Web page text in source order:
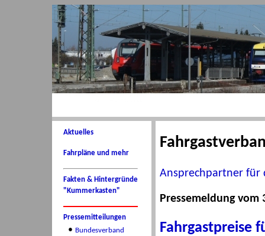
Aktuelles
Fahrpläne und mehr
Fakten & Hintergründe
"Kummerkasten"
Pressemitteilungen
• Bundesverband
Ansprechpartner für
Pressemeldung vom
Fahrgastpreise